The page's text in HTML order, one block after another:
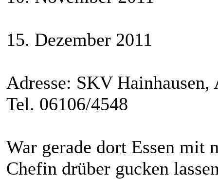
15. Dezember 2011
Adresse: SKV
Tel. 06106/4548
War gerade dort Essen mit
Chefin drüber gucken